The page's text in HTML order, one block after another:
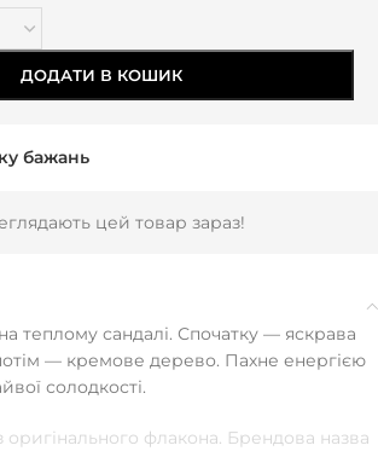
ДОДАТИ В КОШИК
бажань
цей товар зараз!
теплому сандалі. Спочатку — яскрава
— кремове дерево. Пахне енергією
солодкості.
оригінального флакона. Брендова назва